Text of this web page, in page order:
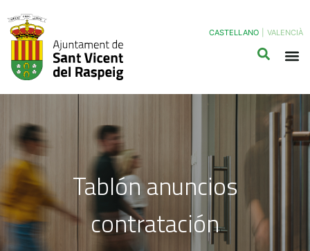
CASTELLANO VALENCIÀ
Tablón anuncios
contratación